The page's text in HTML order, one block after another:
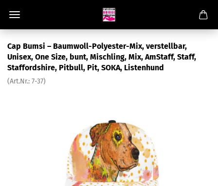
Cap Bumsi – Baumwoll-Polyester-Mix, verstellbar,
Unisex, One Size, bunt, Mischling, Mix, AmStaff, Staff,
Staffordshire, Pitbull, Pit, SOKA, Listenhund
(Art.Nr.: 7-37)